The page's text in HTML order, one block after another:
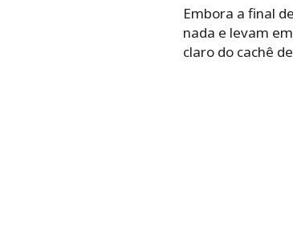
Embora a final
nada e levam
claro do cachê